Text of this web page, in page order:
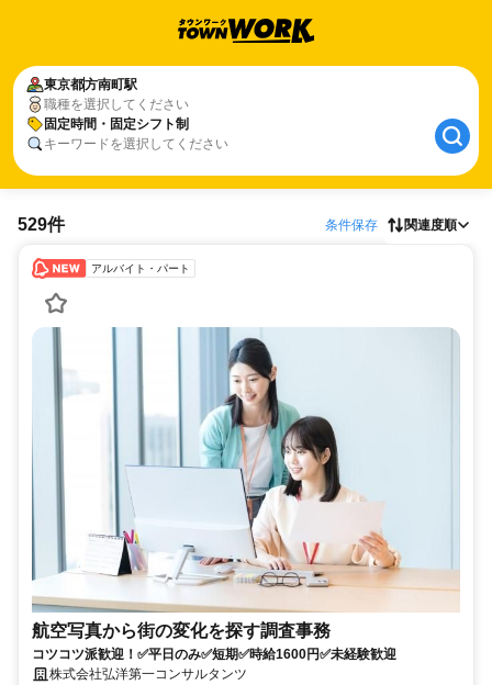
東京都方南町駅
職種を選択してください
固定時間・固定シフト制
キーワードを選択してください
529件 条件保存 関連度順
アルバイト・パート
航空写真から街の変化を探す調査事務
コツコツ派歓迎！✅平日のみ✅短期✅時給1600円✅未経験歓迎
株式会社弘洋第一コンサルタンツ